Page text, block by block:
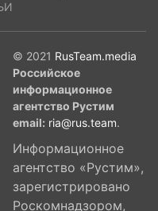
© 2021 RusTeam.media
Российское
информационное
агентство Рустим
email: ria@rus.team.
Информационное
агентство «Рустим»,
зарегистрировано
Роскомнадзором,